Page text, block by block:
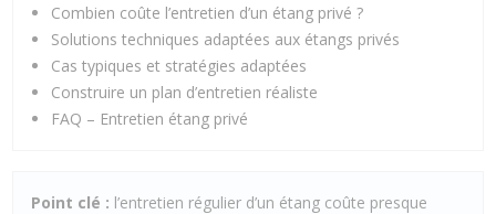
Combien coûte l’entretien d’un étang privé ?
Solutions techniques adaptées aux étangs privés
Cas typiques et stratégies adaptées
Construire un plan d’entretien réaliste
FAQ – Entretien étang privé
Point clé : l’entretien régulier d’un étang coûte presque